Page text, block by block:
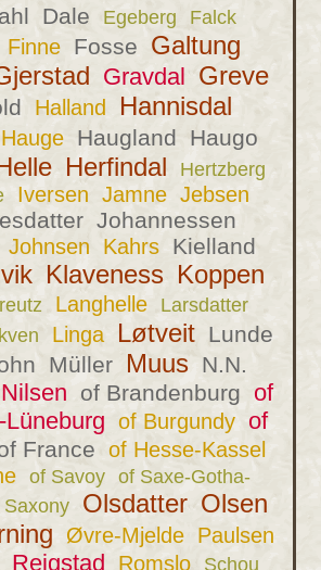
Dale Egeberg Falck
Finne Fosse Galtung
Gravdal Greve
Halland
Hannisdal
Hauge Haugland Haugo
Herfindal
Hertzberg
Iversen Jamne Jebsen
Johannessen
Johnsen Kahrs Kielland
Klaveness Koppen
Langhelle Larsdatter
Linga Løtveit Lunde
Müller Muus N.N.
Nilsen of Brandenburg
of
of Burgundy
of
France of Hesse-Kassel
of Savoy
of Saxe-Gotha-
Saxony Olsdatter Olsen
Øvre-Mjelde Paulsen
Reigstad Romslo Schou